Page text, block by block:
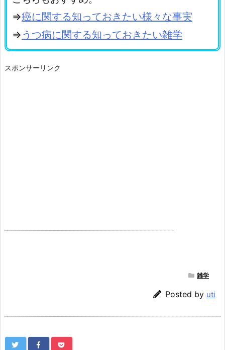
⇒癌に関する知っておきたい様々な事実
⇒ うつ病に関する知っておきたい雑学
スポンサーリンク
雑学
Posted by uti